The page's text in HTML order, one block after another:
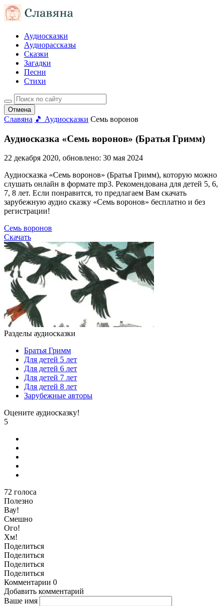
Аудиосказки
Аудиорассказы
Сказки
Загадки
Песни
Стихи
Отмена
Славяна 🎵 Аудиосказки Семь воронов
Аудиосказка «Семь воронов» (Братья Гримм)
22 декабря 2020, обновлено: 30 мая 2024
Аудиосказка «Семь воронов» (Братья Гримм), которую можно
слушать онлайн в формате mp3. Рекомендована для детей 5, 6,
7, 8 лет. Если понравится, то предлагаем Вам скачать
зарубежную аудио сказку «Семь воронов» бесплатно и без
регистрации!
Семь воронов
Скачать
Разделы аудиосказки
Братья Гримм
Для детей 5 лет
Для детей 6 лет
Для детей 7 лет
Для детей 8 лет
Зарубежные авторы
Оцените аудиосказку!
5
72 голоса
Полезно
Вау!
Смешно
Ого!
Хм!
Поделиться
Поделиться
Поделиться
Поделиться
Комментарии 0
Добавить комментарий
Ваше имя